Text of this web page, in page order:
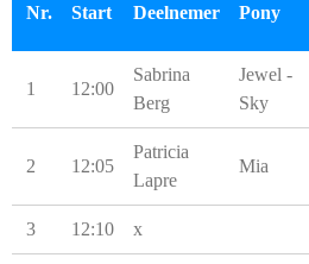
Nr. Start Deelnemer Pony
1 12:00
Sabrina
Berg
Jewel -
Sky
2 12:05
Patricia
Lapre
Mia
3 12:10 x